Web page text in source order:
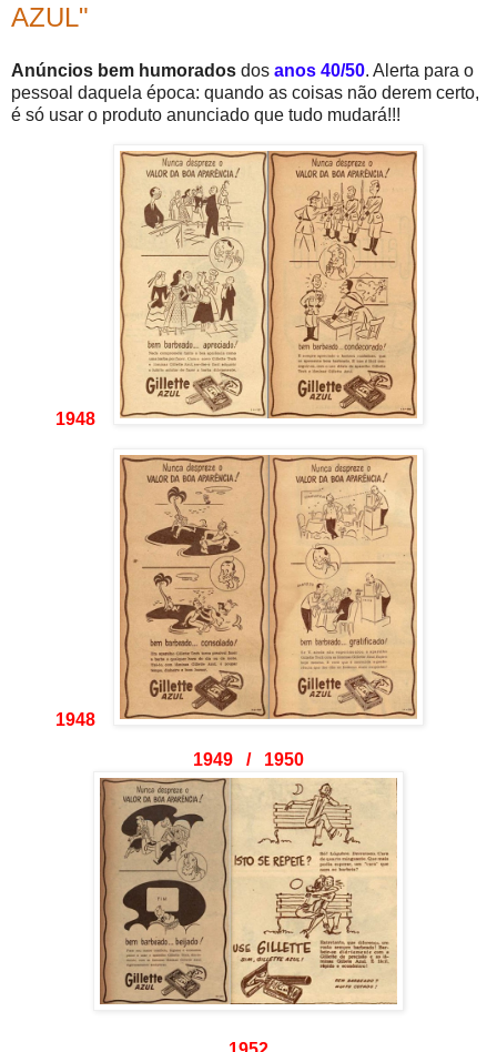
AZUL"
Anúncios bem humorados dos anos 40/50. Alerta para o
pessoal daquela época: quando as coisas não derem certo,
é só usar o produto anunciado que tudo mudará!!!
1948
1948
1949 / 1950